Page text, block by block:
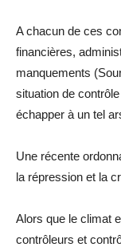
A chacun de ces
financières,
manquements
situation de
échapper à un tel
Une récente
la répression et la
Alors que le climat
contrôleurs et